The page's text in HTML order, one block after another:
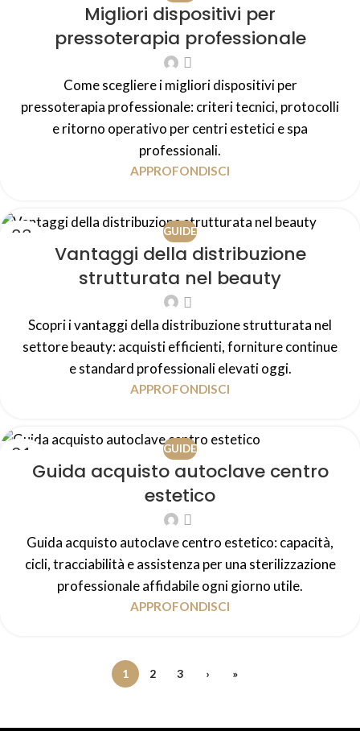
Migliori dispositivi per
pressoterapia professionale
Come scegliere i migliori dispositivi per
pressoterapia professionale: criteri tecnici, protocolli
e ritorno operativo per centri estetici e spa
professionali.
APPROFONDISCI
23 GUIDE
Vantaggi della distribuzione
strutturata nel beauty
Scopri i vantaggi della distribuzione strutturata nel
settore beauty: acquisti efficienti, forniture continue
e standard professionali elevati oggi.
APPROFONDISCI
21 GUIDE
Guida acquisto autoclave centro
estetico
Guida acquisto autoclave centro estetico: capacità,
cicli, tracciabilità e assistenza per una sterilizzazione
professionale affidabile ogni giorno utile.
APPROFONDISCI
1 2 3 › »